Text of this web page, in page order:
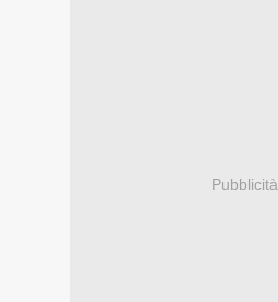
Pubblicità